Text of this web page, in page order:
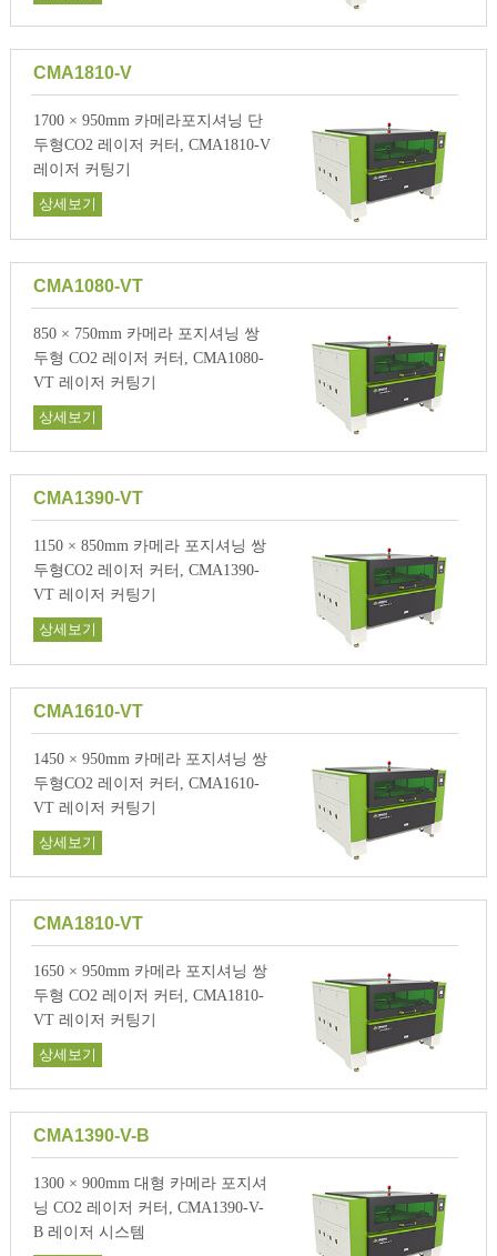
CMA1810-V
1700 × 950mm 카메라포지셔닝 단
두형CO2 레이저 커터, CMA1810-V
레이저 커팅기
상세보기
CMA1080-VT
850 × 750mm 카메라 포지셔닝 쌍
두형 CO2 레이저 커터, CMA1080-
VT 레이저 커팅기
상세보기
CMA1390-VT
1150 × 850mm 카메라 포지셔닝 쌍
두형CO2 레이저 커터, CMA1390-
VT 레이저 커팅기
상세보기
CMA1610-VT
1450 × 950mm 카메라 포지셔닝 쌍
두형CO2 레이저 커터, CMA1610-
VT 레이저 커팅기
상세보기
CMA1810-VT
1650 × 950mm 카메라 포지셔닝 쌍
두형 CO2 레이저 커터, CMA1810-
VT 레이저 커팅기
상세보기
CMA1390-V-B
1300 × 900mm 대형 카메라 포지셔
닝 CO2 레이저 커터, CMA1390-V-
B 레이저 시스템